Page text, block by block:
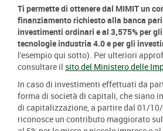
Ti permette di ottenere dal MIMIT un
finanziamento richiesto alla banca pari
investimenti ordinari e al 3,575% per
tecnologie industria 4.0 e per gli
l'esempio qui sotto). Per ulteriori
consultare il sito del Ministero delle
In caso di investimenti effettuati da
forma di società di capitali, che siano
di capitalizzazione, a partire dal 01/
riconosce un contributo maggiorato